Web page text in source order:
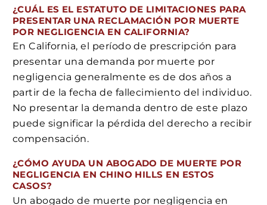
¿CUÁL ES EL ESTATUTO DE LIMITACIONES PARA
PRESENTAR UNA RECLAMACIÓN POR MUERTE
POR NEGLIGENCIA EN CALIFORNIA?
En California, el período de prescripción para
presentar una demanda por muerte por
negligencia generalmente es de dos años a
partir de la fecha de fallecimiento del individuo.
No presentar la demanda dentro de este plazo
puede significar la pérdida del derecho a recibir
compensación.
¿CÓMO AYUDA UN ABOGADO DE MUERTE POR
NEGLIGENCIA EN CHINO HILLS EN ESTOS
CASOS?
Un abogado de muerte por negligencia en